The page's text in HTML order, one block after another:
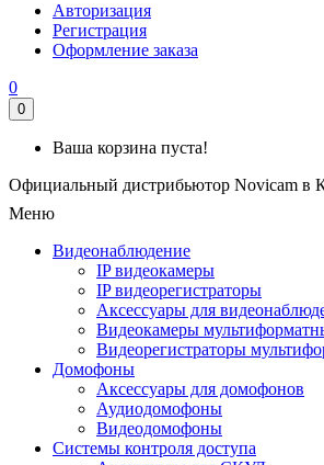
Авторизация
Регистрация
Оформление заказа
0
0
Ваша корзина пуста!
Официальный дистрибьютор Novicam в
Меню
Видеонаблюдение
IP видеокамеры
IP видеорегистраторы
Аксессуары для
Видеокамеры
Видеорегистраторы
Домофоны
Аксессуары для домофонов
Аудиодомофоны
Видеодомофоны
Системы контроля доступа